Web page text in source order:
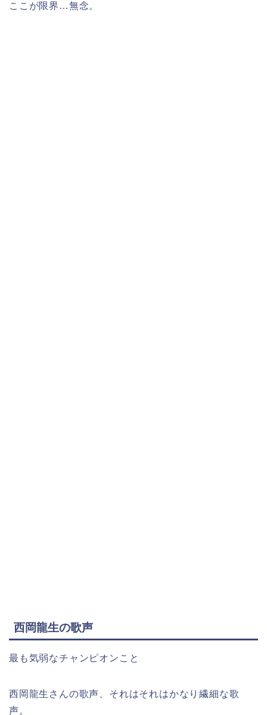
ここが限界…無念。
西岡龍生の歌声
最も気弱なチャンピオンこと
西岡龍生さんの歌声、それはそれはかなり繊細な歌
声。